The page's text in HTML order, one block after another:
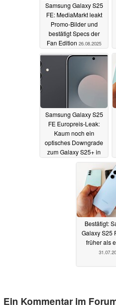
Samsung Galaxy S25
FE: MediaMarkt leakt
Promo-Bilder und
bestätigt Specs der
Fan Edition 26.08.2025
Samsung Galaxy S25
FE Europreis-Leak:
Kaum noch ein
optisches Downgrade
zum Galaxy S25+ in
Bestätigt:
Galaxy S25
früher als
Ein Kommentar im